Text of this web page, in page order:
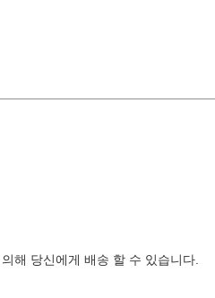
해 당신에게 배송 할 수 있습니다.